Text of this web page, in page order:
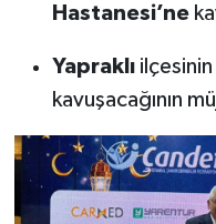
Hastanesi’ne
Yapraklıilçesinin
kavuşacağının